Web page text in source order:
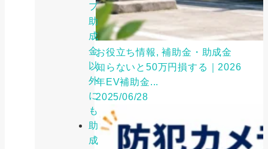
プ
助
成
金
以
外
に
も
助
成
お役立ち情報, 補助金・助成金
知らないと50万円損する｜2026
年EV補助金...
2025/06/28